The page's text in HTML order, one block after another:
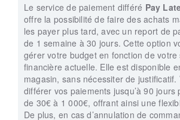
Le service de paiement différé Pay
offre la possibilité de faire des achats
les payer plus tard, avec un report de
de 1 semaine à 30 jours. Cette option
gérer votre budget en fonction de votre
financière actuelle. Elle est disponible
magasin, sans nécessiter de justificatif.
différer vos paiements jusqu’à 90 jours
de 30€ à 1 000€, offrant ainsi une
De plus, en cas d’annulation de